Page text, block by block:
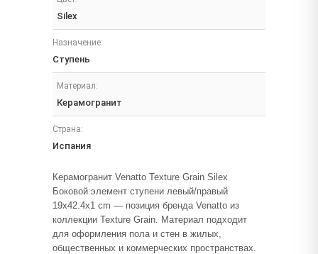
Silex
Назначение:
Ступень
Материал:
Керамогранит
Страна:
Испания
Керамогранит Venatto Texture Grain Silex
Боковой элемент ступени левый/правый
19x42.4x1 cm — позиция бренда Venatto из
коллекции Texture Grain. Материал подходит
для оформления пола и стен в жилых,
общественных и коммерческих пространствах.